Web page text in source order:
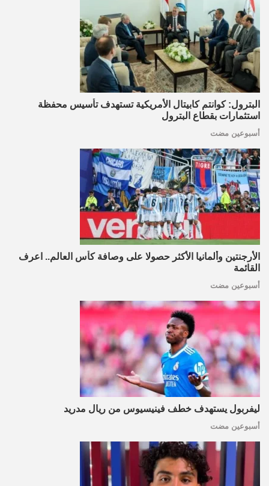
البترول: كوانتم كابيتال الأمريكية تستهدف تأسيس محفظة
استثمارات بقطاع البترول
أسبوعين مضت
الأرجنتين وألمانيا الأكثر حصولا على وصافة كأس العالم.. اعرف
القائمة
أسبوعين مضت
ليفربول يستهدف خطف فينيسيوس من ريال مدريد
أسبوعين مضت